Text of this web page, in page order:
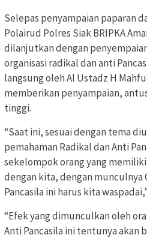
Selepas penyampaian paparan
Polairud Polres Siak BRIPKA
dilanjutkan dengan
organisasi radikal dan anti
langsung oleh Al Ustadz H
memberikan penyampaian,
tinggi.
“Saat ini, sesuai dengan tema
pemahaman Radikal dan Anti
sekelompok orang yang
dengan kita, dengan munculnya
Pancasila ini harus kita
“Efek yang dimunculkan oleh
Anti Pancasila ini tentunya akan